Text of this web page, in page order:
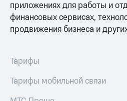
аудит
Рынок
акций
Порядок
выкупа
приложениях для работы и
финансовых сервисах,
продвижения бизнеса и
Тарифы
Тарифы мобильной связи